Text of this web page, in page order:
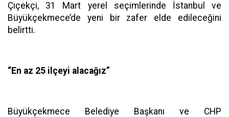
Çiçekçi, 31 Mart yerel seçimlerinde İstanbul ve
Büyükçekmece’de yeni bir zafer elde edileceğini
belirtti.
“En az 25 ilçeyi alacağız”
Büyükçekmece Belediye Başkanı ve CHP